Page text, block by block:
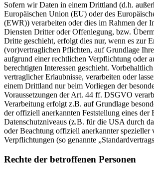
Sofern wir Daten in einem Drittland (d.h.
Europäischen Union (EU) oder des
(EWR)) verarbeiten oder dies im Rahmen der
Diensten Dritter oder Offenlegung, bzw.
Dritte geschieht, erfolgt dies nur, wenn es zur
(vor)vertraglichen Pflichten, auf Grundlage
aufgrund einer rechtlichen Verpflichtung oder
berechtigten Interessen geschieht.
vertraglicher Erlaubnisse, verarbeiten oder
einem Drittland nur beim Vorliegen der
Voraussetzungen der Art. 44 ff. DSGVO
Verarbeitung erfolgt z.B. auf Grundlage
der offiziell anerkannten Feststellung eines der
Datenschutzniveaus (z.B. für die USA durch
oder Beachtung offiziell anerkannter spezieller
Verpflichtungen (so genannte
Rechte der betroffenen Personen